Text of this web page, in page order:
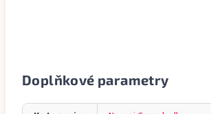
Doplňkové parametry